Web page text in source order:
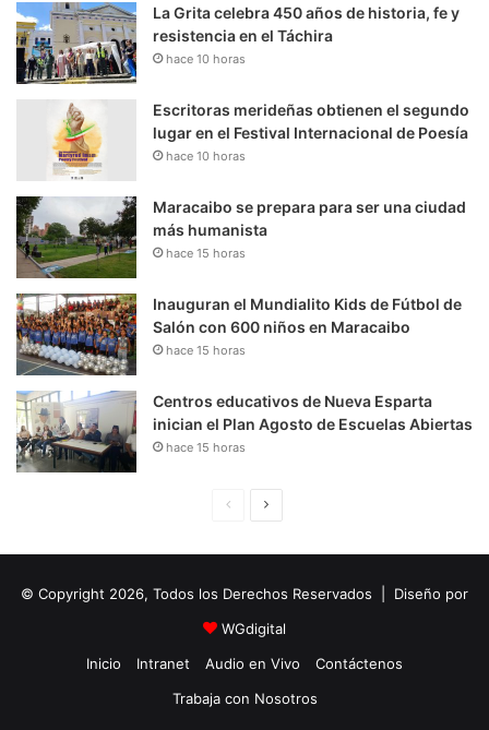
La Grita celebra 450 años de historia, fe y
resistencia en el Táchira
hace 10 horas
Escritoras merideñas obtienen el segundo
lugar en el Festival Internacional de Poesía
hace 10 horas
Maracaibo se prepara para ser una ciudad
más humanista
hace 15 horas
Inauguran el Mundialito Kids de Fútbol de
Salón con 600 niños en Maracaibo
hace 15 horas
Centros educativos de Nueva Esparta
inician el Plan Agosto de Escuelas Abiertas
hace 15 horas
i
n
a
u
i
e
© Copyright 2026, Todos los Derechos Reservados | Diseño por
WGdigital
Inicio
Intranet Audio en Vivo
Contáctenos
Trabaja con Nosotros